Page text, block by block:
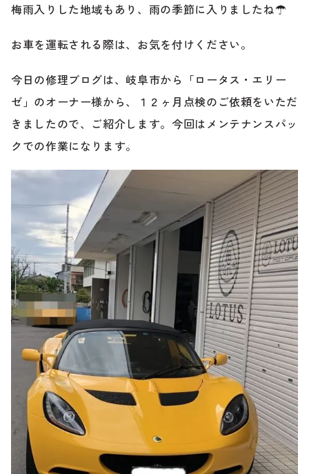
お客様の声
プライバシーポリシー
買取査定のご依頼
その他のお問い合わせ
電話・メールなどのご連絡方法意外にも、オンラインで
のご相談も可能です。
お問い合わせフォームにて、オンラインでのご連絡をご
希望ください。
梅雨入りした地域もあり、雨の季節に入りましたね☂
お車を運転される際は、お気を付けください。
今日の修理ブログは、岐阜市から「ロータス・エリー
ゼ」のオーナー様から、１２ヶ月点検のご依頼をいただ
きましたので、ご紹介します。今回はメンテナンスパッ
クでの作業になります。